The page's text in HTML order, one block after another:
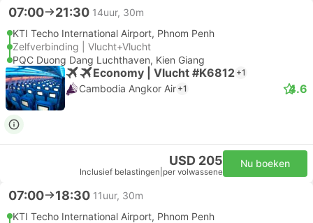
07:00 21:30 14uur, 30m
KTI Techo International Airport, Phnom Penh
Zelfverbinding | Vlucht+Vlucht
PQC Duong Dang Luchthaven, Kien Giang
Economy | Vlucht #K6812 +1
Cambodia Angkor Air +1 4.6
USD 205
Inclusief belastingen per volwassene
Nu boeken
07:00 18:30 11uur, 30m
KTI Techo International Airport, Phnom Penh